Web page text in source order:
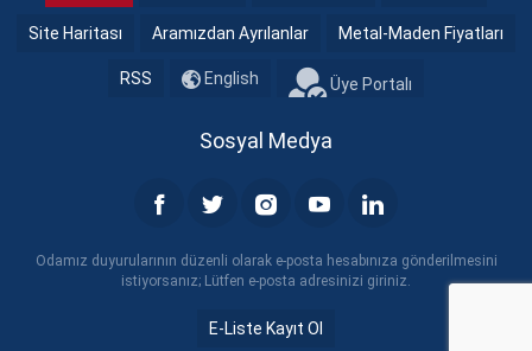
Site Haritası Aramızdan Ayrılanlar Metal-Maden Fiyatları
RSS English Üye Portalı
Sosyal Medya
Odamız duyurularının düzenli olarak e-posta hesabınıza gönderilmesini
istiyorsanız; Lütfen e-posta adresinizi giriniz.
E-Liste Kayıt Ol